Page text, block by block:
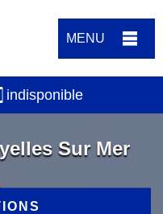
MENU
indisponible
Sur Mer